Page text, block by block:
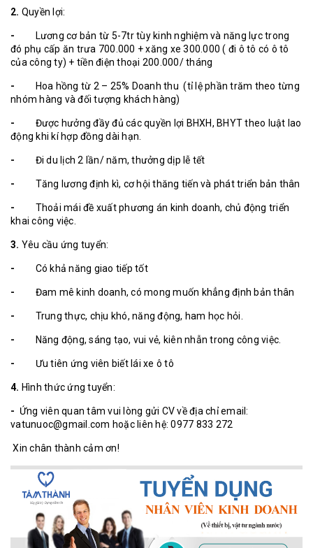
2. Quyền lợi:
-
Lương cơ bản từ 5-7tr tùy kinh nghiệm và năng lực trong
đó phụ cấp ăn trưa 700.000 + xăng xe 300.000 ( đi ô tô có ô tô
của công ty) + tiền điện thoại 200.000/ tháng
-
Hoa hồng từ 2 – 25% Doanh thu (tỉ lệ phần trăm theo từng
nhóm hàng và đối tượng khách hàng)
-
Được hưởng đầy đủ các quyền lợi BHXH, BHYT theo luật lao
động khi kí hợp đồng dài hạn.
- Đi du lịch 2 lần/ năm, thưởng dịp lễ tết
- Tăng lương định kì, cơ hội thăng tiến và phát triển bản thân
- Thoải mái đề xuất phương án kinh doanh, chủ động triển
khai công việc.
3. Yêu cầu ứng tuyển:
- Có khả năng giao tiếp tốt
- Đam mê kinh doanh, có mong muốn khẳng định bản thân
- Trung thực, chịu khó, năng động, ham học hỏi.
- Năng động, sáng tạo, vui vẻ, kiên nhẫn trong công việc.
- Ưu tiên ứng viên biết lái xe ô tô
4. Hình thức ứng tuyển:
- Ứng viên quan tâm vui lòng gửi CV về địa chỉ email:
vatunuoc@gmail.com hoặc liên hệ: 0977 833 272
Xin chân thành cảm ơn!